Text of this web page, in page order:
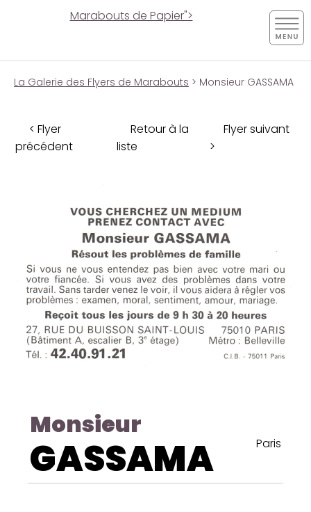
Marabouts de Papier">
La Galerie des Flyers de Marabouts > Monsieur GASSAMA
< Flyer
précédent
Retour à la
liste
Flyer suivant
>
Monsieur
GASSAMA Paris